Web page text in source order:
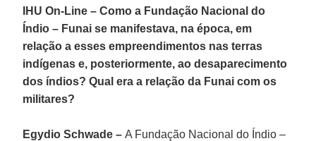
IHU On-Line – Como a Fundação Nacional do
Índio – Funai se manifestava, na época, em
relação a esses empreendimentos nas terras
indígenas e, posteriormente, ao desaparecimento
dos índios? Qual era a relação da Funai com os
militares?
Egydio Schwade –A Fundação Nacional do Índio –